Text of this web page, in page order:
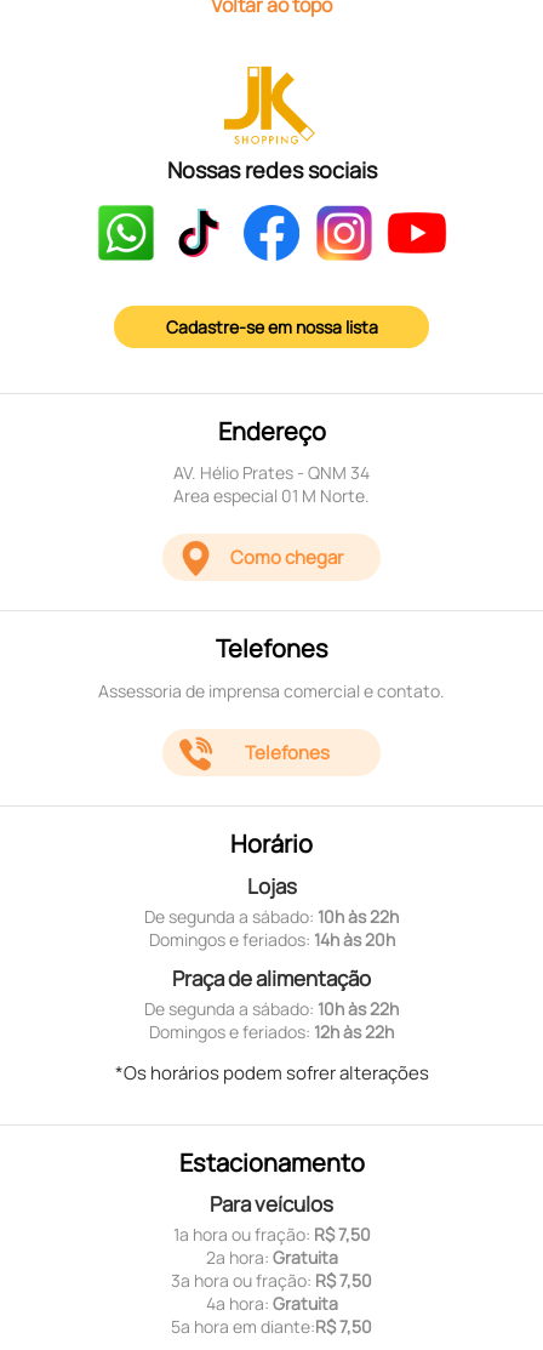
Nossas redes sociais
Cadastre-se em nossa lista
Endereço
AV. Hélio Prates - QNM 34
Area especial 01 M Norte.
Como chegar
Telefones
Assessoria de imprensa comercial e contato.
Telefones
Horário
Lojas
De segunda a sábado: 10h às 22h
Domingos e feriados: 14h às 20h
Praça de alimentação
De segunda a sábado: 10h às 22h
Domingos e feriados: 12h às 22h
*Os horários podem sofrer alterações
Estacionamento
Para veículos
1ª hora ou fração: R$ 7,50
2ª hora: Gratuita
3ª hora ou fração: R$ 7,50
4ª hora: Gratuita
5ª hora em diante:R$ 7,50